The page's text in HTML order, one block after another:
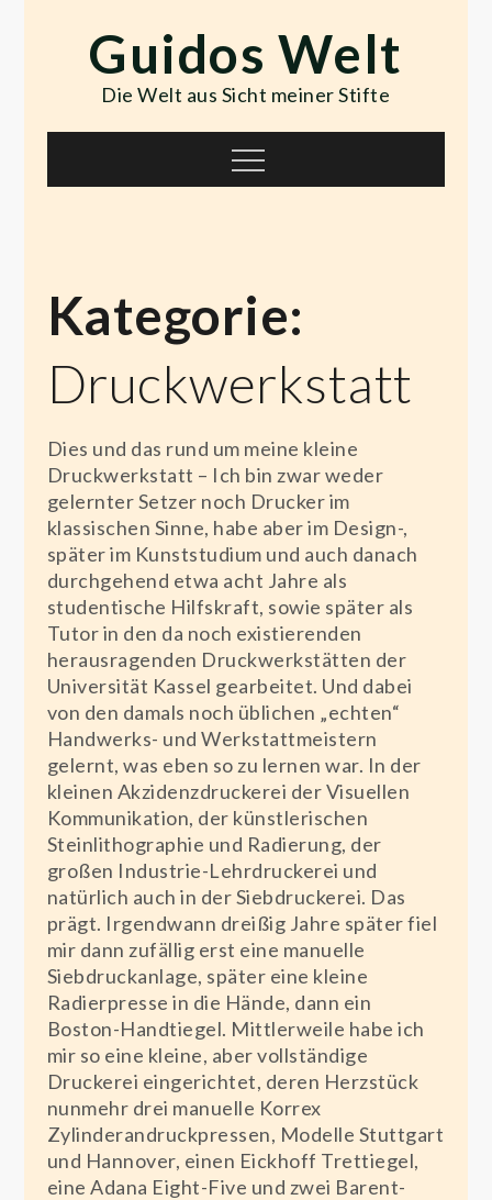
contentGuidos Welt
Die Welt aus Sicht meiner Stifte
Menu
Kategorie:
Druckwerkstatt
Dies und das rund um meine kleine
Druckwerkstatt – Ich bin zwar weder
gelernter Setzer noch Drucker im
klassischen Sinne, habe aber im Design-,
später im Kunststudium und auch danach
durchgehend etwa acht Jahre als
studentische Hilfskraft, sowie später als
Tutor in den da noch existierenden
herausragenden Druckwerkstätten der
Universität Kassel gearbeitet. Und dabei
von den damals noch üblichen „echten“
Handwerks- und Werkstattmeistern
gelernt, was eben so zu lernen war. In der
kleinen Akzidenzdruckerei der Visuellen
Kommunikation, der künstlerischen
Steinlithographie und Radierung, der
großen Industrie-Lehrdruckerei und
natürlich auch in der Siebdruckerei. Das
prägt. Irgendwann dreißig Jahre später fiel
mir dann zufällig erst eine manuelle
Siebdruckanlage, später eine kleine
Radierpresse in die Hände, dann ein
Boston-Handtiegel. Mittlerweile habe ich
mir so eine kleine, aber vollständige
Druckerei eingerichtet, deren Herzstück
nunmehr drei manuelle Korrex
Zylinderandruckpressen, Modelle Stuttgart
und Hannover, einen Eickhoff Trettiegel,
eine Adana Eight-Five und zwei Barent-